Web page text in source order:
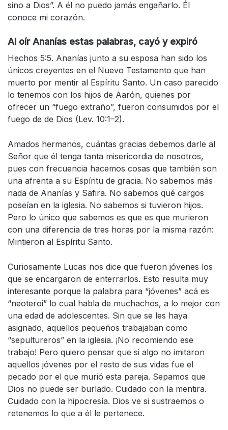
sino a Dios”. A él no puedo jamás engañarlo. Él
conoce mi corazón.
Al oír Ananías estas palabras, cayó y expiró
Hechos 5:5. Ananías junto a su esposa han sido los
únicos creyentes en el Nuevo Testamento que han
muerto por mentir al Espíritu Santo. Un caso parecido
lo tenemos con los hijos de Aarón, quienes por
ofrecer un “fuego extraño”, fueron consumidos por el
fuego de de Dios (Lev. 10:1–2).
Amados hermanos, cuántas gracias debemos darle al
Señor que él tenga tanta misericordia de nosotros,
pues con frecuencia hacemos cosas que también son
una afrenta a su Espíritu de gracia. No sabemos más
nada de Ananías y Safira. No sabemos qué cargos
poseían en la iglesia. No sabemos si tuvieron hijos.
Pero lo único que sabemos es que es que murieron
con una diferencia de tres horas por la misma razón:
Mintieron al Espíritu Santo.
Curiosamente Lucas nos dice que fueron jóvenes los
que se encargaron de enterrarlos. Esto resulta muy
interesante porque la palabra para “jóvenes” acá es
“neoteroi” lo cual habla de muchachos, a lo mejor con
una edad de adolescentes. Sin que se les haya
asignado, aquellos pequeños trabajaban como
“sepultureros” en la iglesia. ¡No recomiendo ese
trabajo! Pero quiero pensar que si algo no imitaron
aquellos jóvenes por el resto de sus vidas fue el
pecado por el que murió esta pareja. Sepamos que
Dios no puede ser burlado. Cuidado con la mentira.
Cuidado con la hipocresía. Dios ve si sustraemos o
retenemos lo que a él le pertenece.